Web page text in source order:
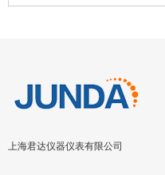
述
上海君达仪器仪表有限公司